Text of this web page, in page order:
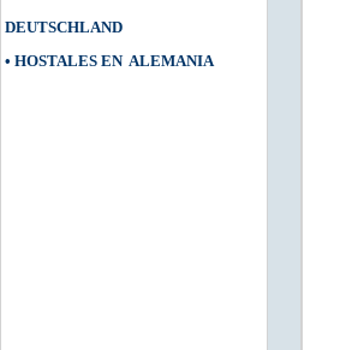
DEUTSCHLAND
• HOSTALES EN ALEMANIA